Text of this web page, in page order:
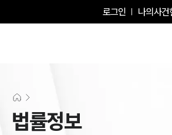
로그인 나의사건
법률정보